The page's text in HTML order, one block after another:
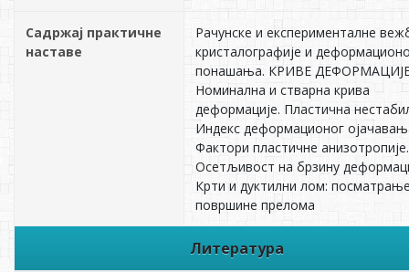
Садржај практичне
наставе
Рачунске и експерименталне
кристалографије и
понашања. КРИВЕ
Номинална и стварна крива
деформације. Пластична
Индекс деформационог
Фактори пластичне анизотропије.
Осетљивост на брзину
Крти и дуктилни лом:
површине прелома
Литература